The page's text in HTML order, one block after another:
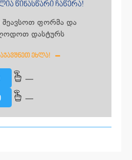
წინასწარი ჩაწერა!
ფორმა და
დასტურს
ᲔᲮᲚᲐ!
—
—